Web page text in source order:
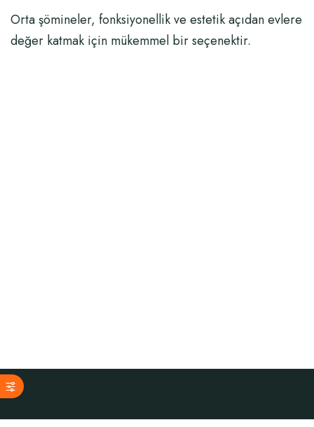
Orta şömineler, fonksiyonellik ve estetik açıdan evlere
değer katmak için mükemmel bir seçenektir.